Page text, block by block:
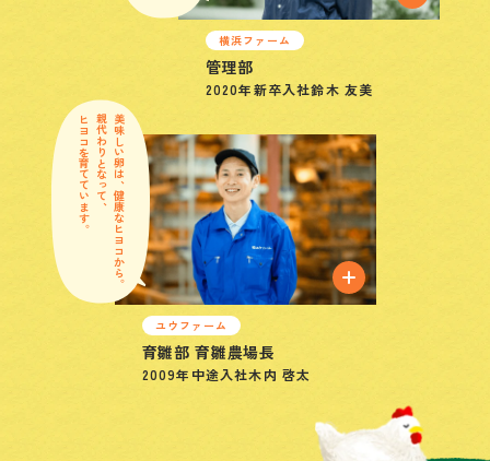
横浜ファーム
管理部
2020年新卒入社鈴木 友美
ユウファーム
育雛部 育雛農場長
2009年 中途入社木内 啓太
美味しい卵は、健康なヒヨコから。
親代わりとなって、
ヒヨコを育てています。